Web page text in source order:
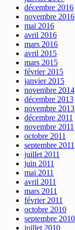
décembre 2016
novembre 2016
mai 2016
avril 2016
mars 2016
avril 2015
mars 2015
février 2015
janvier 2015
novembre 2014
décembre 2013
novembre 2013
décembre 2011
novembre 2011
octobre 2011
septembre 2011
juillet 2011
juin 2011
mai 2011
avril 2011
mars 2011
février 2011
octobre 2010
septembre 2010
juillet 2010